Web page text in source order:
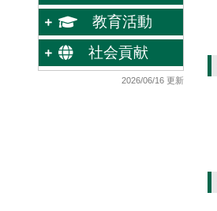
教育活動
社会貢献
2026/06/16 更新